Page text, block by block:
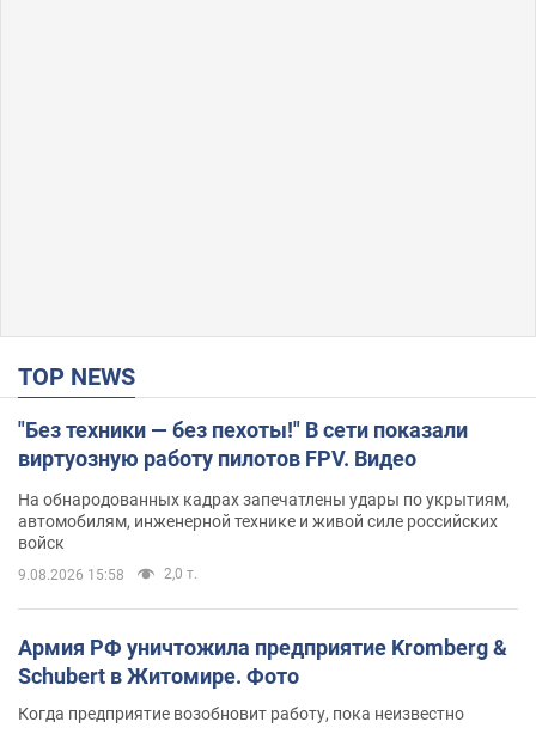
TOP NEWS
"Без техники — без пехоты!" В сети показали
виртуозную работу пилотов FPV. Видео
На обнародованных кадрах запечатлены удары по укрытиям,
автомобилям, инженерной технике и живой силе российских
войск
9.08.2026 15:58 2,0 т.
Армия РФ уничтожила предприятие Kromberg &
Schubert в Житомире. Фото
Когда предприятие возобновит работу, пока неизвестно